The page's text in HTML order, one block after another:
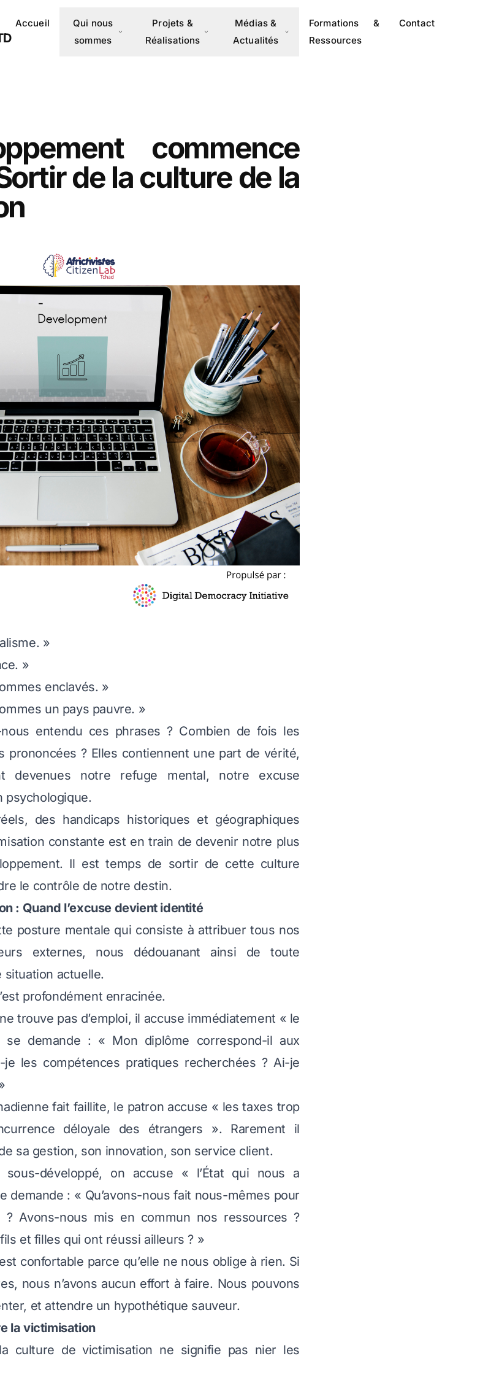
Accueil
Qui nous
sommes
Projets &
Réalisations
Médias &
Actualités
Formations &
Ressources
Contact
commence
de la culture de la
»
»
enclavés. »
un pays pauvre. »
entendu ces phrases ? Combien de fois les
prononcées ? Elles contiennent une part de vérité,
devenues notre refuge mental, notre excuse
psychologique.
des handicaps historiques et géographiques
constante est en train de devenir notre plus
Il est temps de sortir de cette culture
le contrôle de notre destin.
: Quand l’excuse devient identité
posture mentale qui consiste à attribuer tous nos
externes, nous dédouanant ainsi de toute
situation actuelle.
profondément enracinée.
trouve pas d’emploi, il accuse immédiatement « le
se demande : « Mon diplôme correspond-il aux
les compétences pratiques recherchées ? Ai-je
fait faillite, le patron accuse « les taxes trop
déloyale des étrangers ». Rarement il
sa gestion, son innovation, son service client.
développé, on accuse « l’État qui nous a
demande : « Qu’avons-nous fait nous-mêmes pour
? Avons-nous mis en commun nos ressources ?
et filles qui ont réussi ailleurs ? »
confortable parce qu’elle ne nous oblige à rien. Si
nous n’avons aucun effort à faire. Nous pouvons
et attendre un hypothétique sauveur.
la victimisation
culture de victimisation ne signifie pas nier les